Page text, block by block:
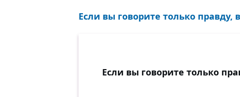
Если вы говорите только
Если вы говорите только